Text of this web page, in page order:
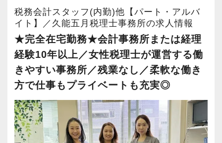
・事前に気軽な面談を実施
・仕事内容やキャリアを相談可
・ざっくばらんに質問OK
・納得後に選考へ進めます
・入社時期は柔軟に対応
・半年～1年の調整も可能
まずはカジュアル面談からでも歓迎です
「応募する」からお気軽にご連絡ください。
・繁忙期も月30～40h程度
・男性の育休取得率100％
・テレワーク導入済み
・全席デュアルモニタ完備
＜幅広い経験・成長環境＞
・9割が紹介の安定基盤
・一般企業～医療・学校法人まで対応
・個人～大企業まで幅広く経験可能
税務会計スタッフ(内勤)他【パート・アルバ
イト】／久能五月税理士事務所の求人情報
★完全在宅勤務★会計事務所または経理
経験10年以上／女性税理士が運営する働
きやすい事務所／残業なし／柔軟な働き
方で仕事もプライベートも充実◎